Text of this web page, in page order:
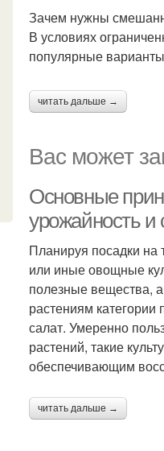
Зачем нужны
В условиях
популярные
читать дальше →
Вас может
Основные
урожайность и
Планируя посадки на
или иные овощные
полезные вещества,
растениям
салат. Умеренно
растений, такие
обеспечивающим
читать дальше →